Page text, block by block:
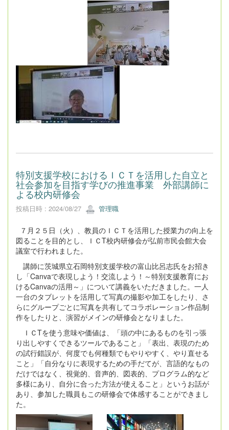
特別支援学校におけるＩＣＴを活用した自立と
社会参加を目指す学びの推進事業 外部講師に
よる校内研修会
投稿日時 : 2024/08/27 管理職
７月２５日（火）、教員のＩＣＴを活用した授業力の向上を
図ることを目的とし、ＩＣT校内研修会が弘前市民会館大会
議室で行われました。
講師に茨城県立石岡特別支援学校の富山比呂志氏をお招き
し「Canvaで表現しよう！交流しよう！～特別支援教育にお
けるCanvaの活用～」について講義をいただきました。一人
一台のタブレットを活用して写真の撮影や加工をしたり、さ
らにグループごとに写真を共有してコラボレーション作品制
作をしたりと、演習がメインの研修会となりました。
ＩＣTを使う意味や価値は、「頭の中にあるものを引っ張
り出しやすくできるツールであること」「表出、表現のため
の試行錯誤が、何度でも何種類でもやりやすく、やり直せる
こと」「自分なりに表現するための手だてが、言語的なもの
だけではなく、視覚的、音声的、図表的、プログラム的など
多様にあり、自分に合った方法が使えること」というお話が
あり、参加した職員もこの研修会で体感することができまし
た。